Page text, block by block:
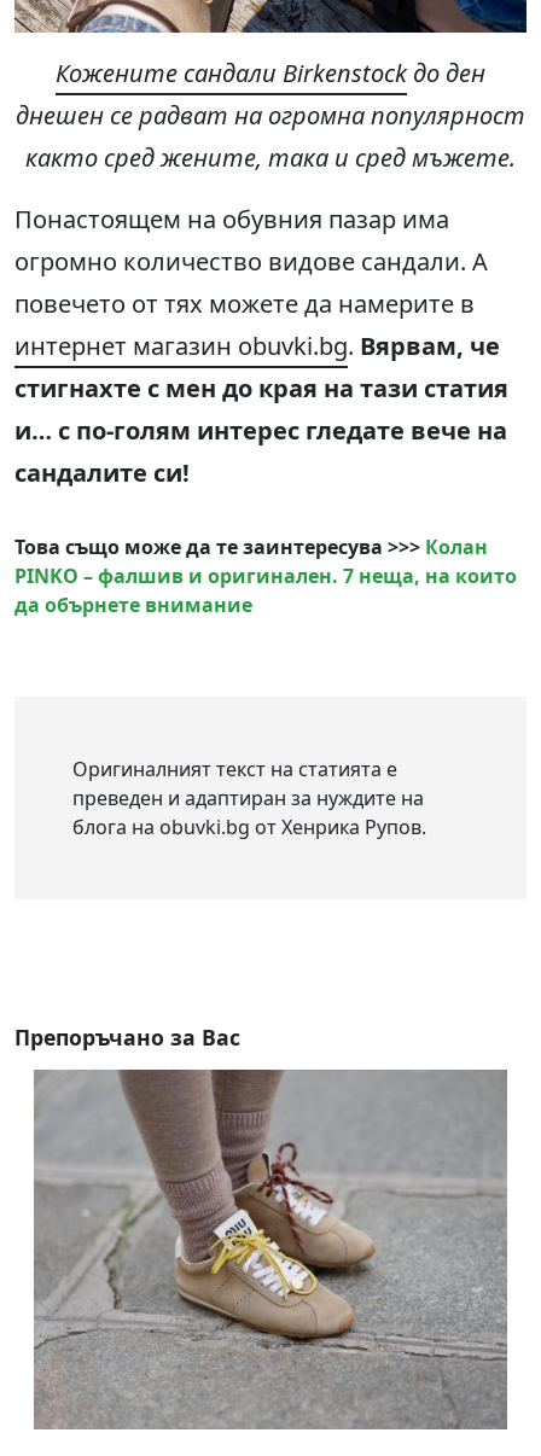
Кожените сандали Birkenstockдо ден
днешен се радват на огромна популярност
както сред жените, така и сред мъжете.
Понастоящем на обувния пазар има
огромно количество видове сандали. А
повечето от тях можете да намерите в
интернет магазин obuvki.bg. Вярвам, че
стигнахте с мен до края на тази статия
и… с по-голям интерес гледате вече на
сандалите си!
Това също може да те заинтересува >>> Колан
PINKO – фалшив и оригинален. 7 неща, на които
да обърнете внимание
Оригиналният текст на статията е
преведен и адаптиран за нуждите на
блога на obuvki.bg от Хенрика Рупов.
Препоръчано за Вас